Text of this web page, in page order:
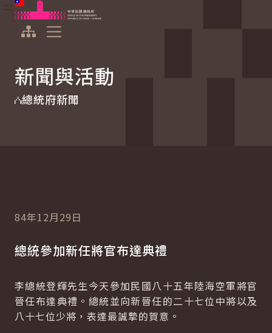
跳到主要內容
中華民國總統府
新聞與活動
總統府新聞
84年12月29日
總統參加新任將官布達典禮
李總統登輝先生今天參加民國八十五年陸海空軍將官
晉任布達典禮。總統並向新晉任的二十七位中將以及
八十七位少將，表達最誠摯的賀意。